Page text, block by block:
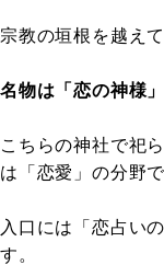
宗教の垣根を越え
名物は「恋の神様
こちらの神社で祀
は「恋愛」の分野で
入口には「恋占い
す。